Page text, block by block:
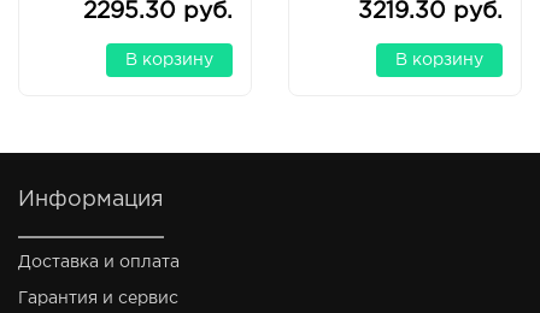
2295.30 руб.
В корзину
3219.30 руб.
В корзину
Информация
Доставка и оплата
Гарантия и сервис